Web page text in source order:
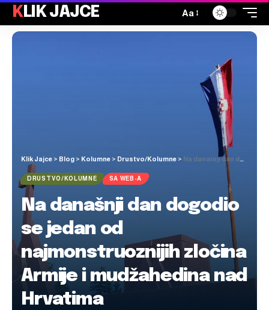
KLIK JAJCE Aa
Klik Jajce > Blog > Kolumne > Drustvo/Kolumne > Na današnji dan dogodio se jedan od najmonstruoznijih zločina Armije i mudžahedina nad Hrvatima
DRUSTVO/KOLUMNE SA WEB-A
Na današnji dan dogodio
se jedan od
najmonstruoznijih zločina
Armije i mudžahedina nad
Hrvatima